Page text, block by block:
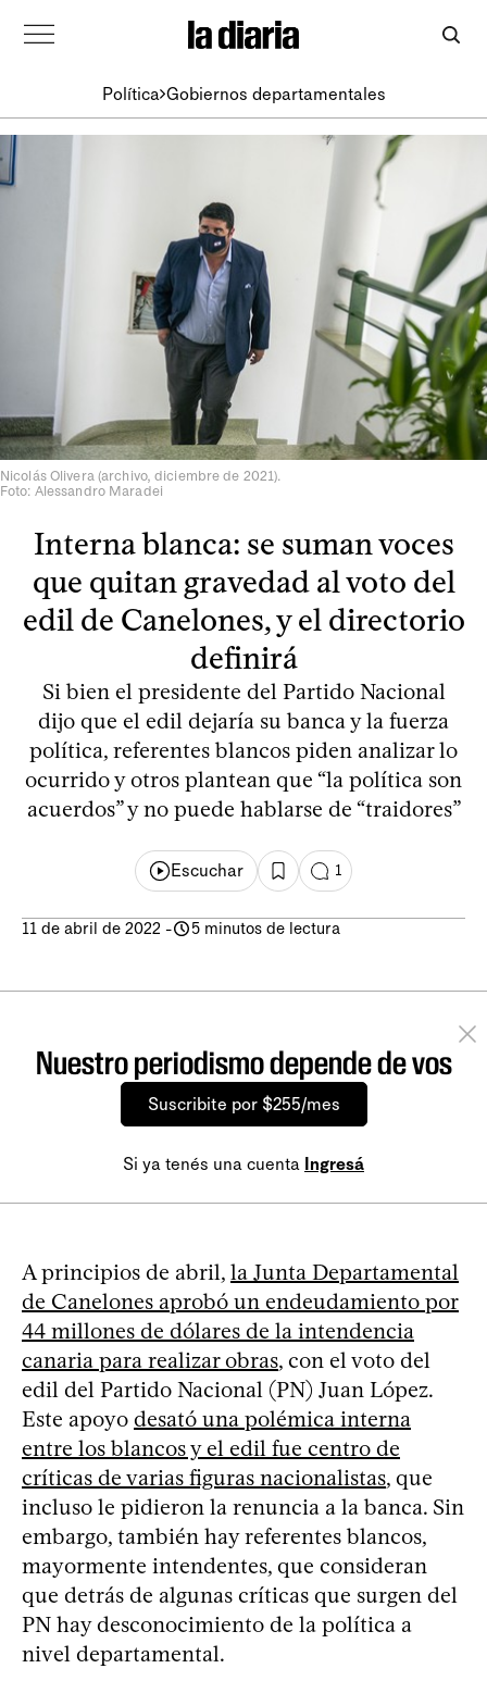
Política Gobiernos departamentales
Nicolás Olivera (archivo, diciembre de 2021).
Foto: Alessandro Maradei
Interna blanca: se suman voces
que quitan gravedad al voto del
edil de Canelones, y el directorio
definirá
Si bien el presidente del Partido Nacional
dijo que el edil dejaría su banca y la fuerza
política, referentes blancos piden analizar lo
ocurrido y otros plantean que “la política son
acuerdos” y no puede hablarse de “traidores”
Escuchar 1
11 de abril de 2022 - 5 minutos de lectura
Nuestro periodismo depende de vos
Suscribite por $255/mes
Si ya tenés una cuenta Ingresá
A principios de abril, la Junta Departamental
de Canelones aprobó un endeudamiento por
44 millones de dólares de la intendencia
canaria para realizar obras, con el voto del
edil del Partido Nacional (PN) Juan López.
Este apoyo desató una polémica interna
entre los blancos y el edil fue centro de
críticas de varias figuras nacionalistas, que
incluso le pidieron la renuncia a la banca. Sin
embargo, también hay referentes blancos,
mayormente intendentes, que consideran
que detrás de algunas críticas que surgen del
PN hay desconocimiento de la política a
nivel departamental.